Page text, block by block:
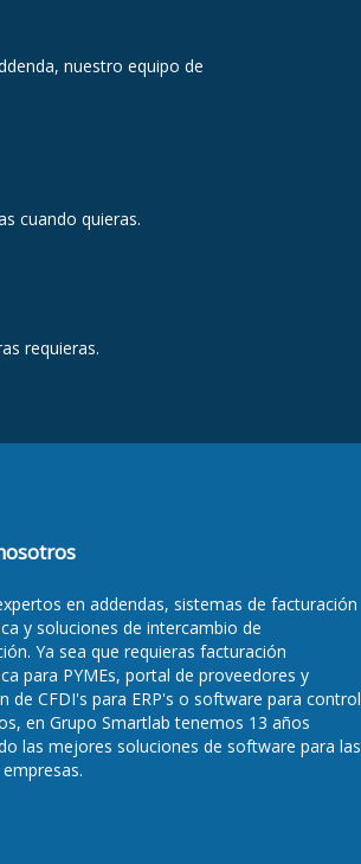
nuestro equipo de
cuando quieras.
requieras.
en addendas, sistemas de facturación
y soluciones de intercambio de
Ya sea que requieras facturación
para PYMEs, portal de proveedores y
de CFDI's para ERP's o software para control
, en Grupo Smartlab tenemos 13 años
las mejores soluciones de software para las